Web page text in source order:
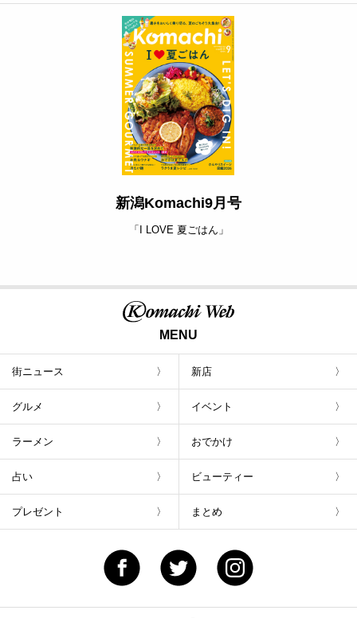
新潟Komachi9月号
「I LOVE 夏ごはん」
MENU
街ニュース 新店
グルメ イベント
ラーメン おでかけ
占い ビューティー
プレゼント まとめ